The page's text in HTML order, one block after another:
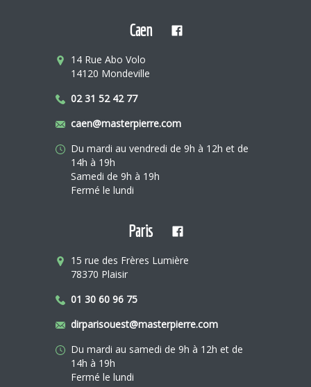
Caen
14 Rue Abo Volo
14120 Mondeville
02 31 52 42 77
caen@masterpierre.com
Du mardi au vendredi de 9h à 12h et de
14h à 19h
Samedi de 9h à 19h
Fermé le lundi
Paris
15 rue des Frères Lumière
78370 Plaisir
01 30 60 96 75
dirparisouest@masterpierre.com
Du mardi au samedi de 9h à 12h et de
14h à 19h
Fermé le lundi